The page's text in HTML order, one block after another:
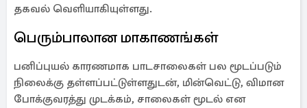
தகவல் வெளியாகியுள்ளது.
பெரும்பாலான மாகாணங்கள்
பனிப்புயல் காரணமாக பாடசாலைகள் பல மூடப்படும்
நிலைக்கு தள்ளப்பட்டுள்ளதுடன், மின்வெட்டு, விமான
போக்குவரத்து முடக்கம், சாலைகள் மூடல் என